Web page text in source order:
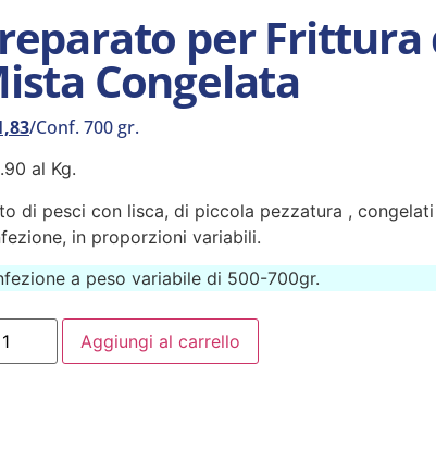
per Frittura
Congelata
/Conf. 700 gr.
al Kg.
di pesci con lisca, di piccola pezzatura ,
in proporzioni variabili.
a peso variabile di 500-700gr.
Aggiungi al carrello